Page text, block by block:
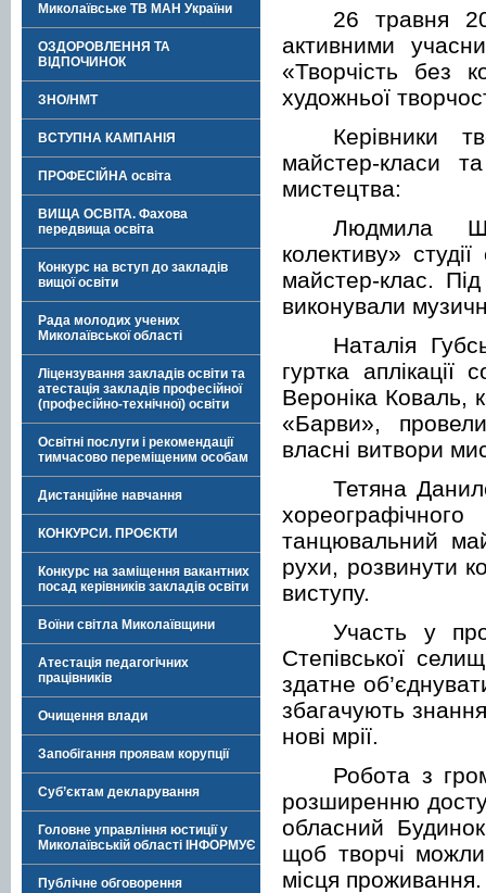
Миколаївське ТВ МАН України
ОЗДОРОВЛЕННЯ ТА
ВІДПОЧИНОК
ЗНО/НМТ
ВСТУПНА КАМПАНІЯ
ПРОФЕСІЙНА освіта
ВИЩА ОСВІТА. Фахова
передвища освіта
Конкурс на вступ до закладів
вищої освіти
Рада молодих учених
Миколаївської області
Ліцензування закладів освіти та
атестація закладів професійної
(професійно-технічної) освіти
Освітні послуги і рекомендації
тимчасово переміщеним особам
Дистанційне навчання
КОНКУРСИ. ПРОЄКТИ
Конкурс на заміщення вакантних
посад керівників закладів освіти
Воїни світла Миколаївщини
Атестація педагогічних
працівників
Очищення влади
Запобігання проявам корупції
Суб’єктам декларування
Головне управління юстиції у
Миколаївській області ІНФОРМУЄ
Публічне обговорення
26 травня
активними
«Творчість без
художньої
Керівники
майстер-класи
мистецтва:
Людмила
колективу»
майстер-клас.
виконували
Наталія
гуртка
Вероніка Коваль,
«Барви»,
власні витвори
Тетяна
танцювальний
рухи, розвинути
виступу.
Участь у
Степівської
здатне
збагачують
нові мрії.
Робота з
розширенню
обласний
щоб творчі
місця проживання.